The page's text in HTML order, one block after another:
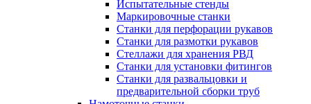
Испытательные стенды
Маркировочные станки
Станки для перфорации рукавов
Станки для размотки рукавов
Стеллажи для хранения РВД
Станки для установки фитингов
Станки для развальцовки и
предварительной сборки труб